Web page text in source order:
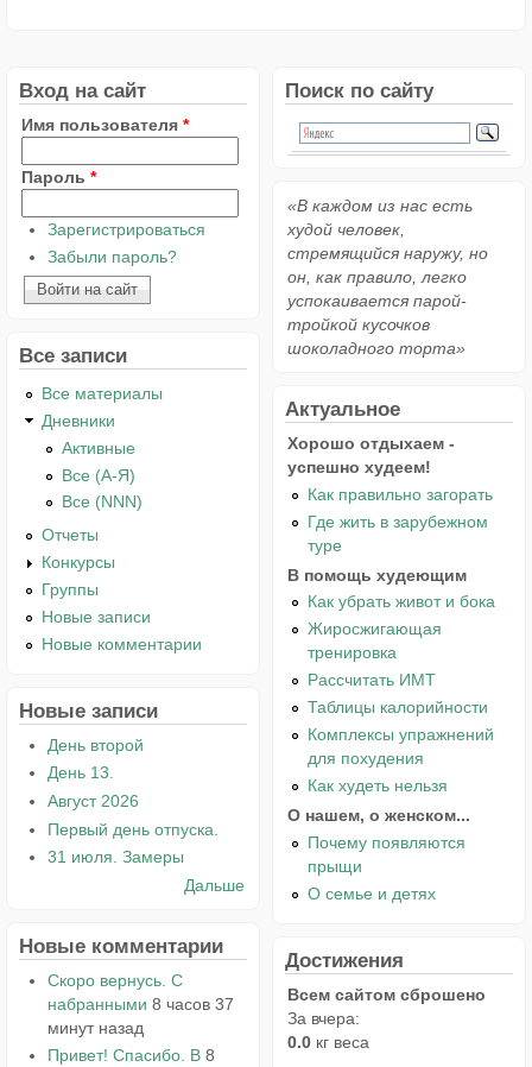
Вход на сайт
Имя пользователя *
Пароль *
Зарегистрироваться
Забыли пароль?
Все записи
Все материалы
Дневники
Активные
Все (А-Я)
Все (NNN)
Отчеты
Конкурсы
Группы
Новые записи
Новые комментарии
Новые записи
День второй
День 13.
Август 2026
Первый день отпуска.
31 июля. Замеры
Дальше
Новые комментарии
Скоро вернусь. С
набранными 8 часов 37
минут назад
Привет! Спасибо. В 8
Поиск по сайту
«В каждом из нас есть
худой человек,
стремящийся наружу, но
он, как правило, легко
успокаивается парой-
тройкой кусочков
шоколадного торта»
Актуальное
Хорошо отдыхаем -
успешно худеем!
Как правильно загорать
Где жить в зарубежном
туре
В помощь худеющим
Как убрать живот и бока
Жиросжигающая
тренировка
Рассчитать ИМТ
Таблицы калорийности
Комплексы упражнений
для похудения
Как худеть нельзя
О нашем, о женском...
Почему появляются
прыщи
О семье и детях
Достижения
Всем сайтом сброшено
За вчера:
0.0 кг веса